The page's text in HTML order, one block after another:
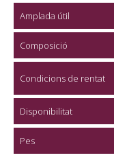
Amplada útil
Composició
Condicions de rentat
Disponibilitat
Pes